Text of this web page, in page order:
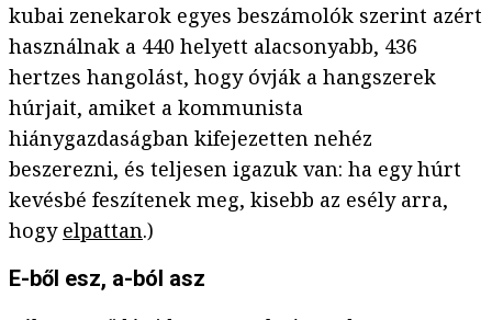
kubai zenekarok egyes beszámolók szerint azért
használnak a 440 helyett alacsonyabb, 436
hertzes hangolást, hogy óvják a hangszerek
húrjait, amiket a kommunista
hiánygazdaságban kifejezetten nehéz
beszerezni, és teljesen igazuk van: ha egy húrt
kevésbé feszítenek meg, kisebb az esély arra,
hogy elpattan.)
E-ből esz, a-ból asz